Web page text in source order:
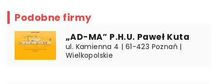
Podobne firmy
„AD-MA” P.H.U. Paweł Kuta
ul. Kamienna 4 | 61-423 Poznań |
Wielkopolskie